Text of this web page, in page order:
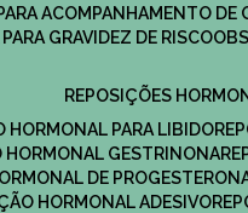
PARA ACOMPANHAMENTO DE
PARA GRAVIDEZ DE RISCO
REPOSIÇÕES
HORMONAL PARA LIBIDO
HORMONAL GESTRINONA
DE
HORMONAL ADESIVO